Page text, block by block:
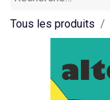
Tous les produits